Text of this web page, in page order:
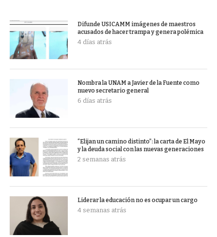
Difunde USICAMM imágenes de maestros
acusados de hacer trampa y genera polémica
4 días atrás
Nombra la UNAM a Javier de la Fuente como
nuevo secretario general
6 días atrás
“Elijan un camino distinto”: la carta de El Mayo
y la deuda social con las nuevas generaciones
2 semanas atrás
Liderar la educación no es ocupar un cargo
4 semanas atrás